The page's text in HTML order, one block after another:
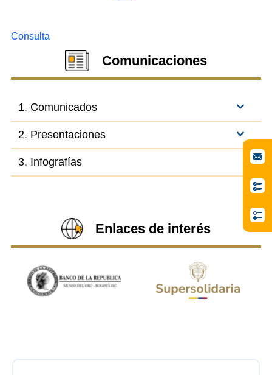
Consulta
Comunicaciones
1. Comunicados
2. Presentaciones
3. Infografías
Enlaces de interés